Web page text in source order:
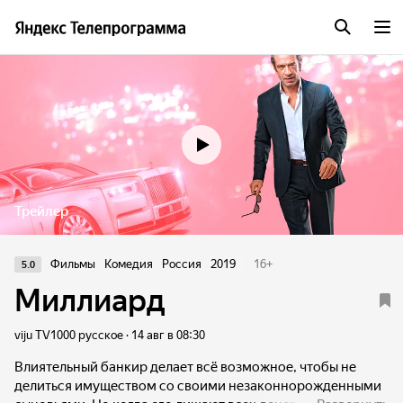
Трейлер
5.0 Фильмы Комедия Россия 2019 16+
Миллиард
viju TV1000 русское · 14 авг в 08:30
Влиятельный банкир делает всё возможное, чтобы не
делиться имуществом со своими незаконнорожденными